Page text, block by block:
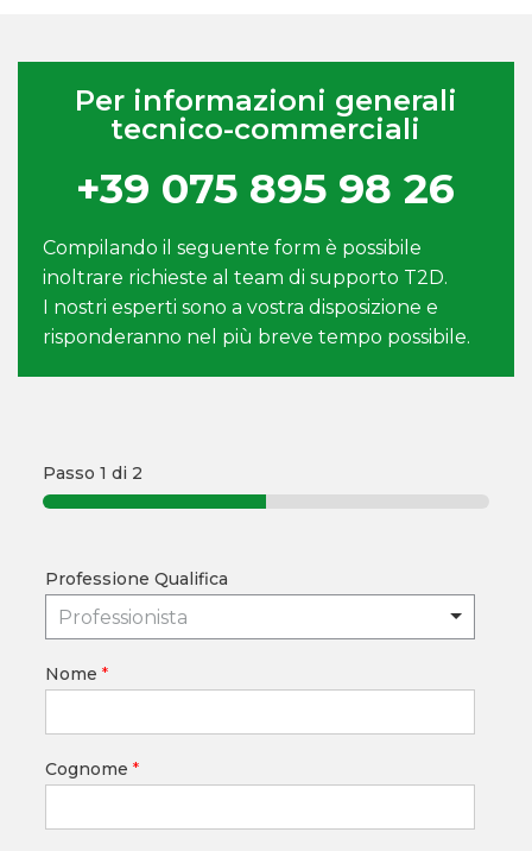
Per informazioni generali
tecnico-commerciali
+39 075 895 98 26
Compilando il seguente form è possibile
inoltrare richieste al team di supporto T2D.
I nostri esperti sono a vostra disposizione e
risponderanno nel più breve tempo possibile.
Passo 1 di 2
Professione Qualifica
Professionista
Nome *
Cognome *